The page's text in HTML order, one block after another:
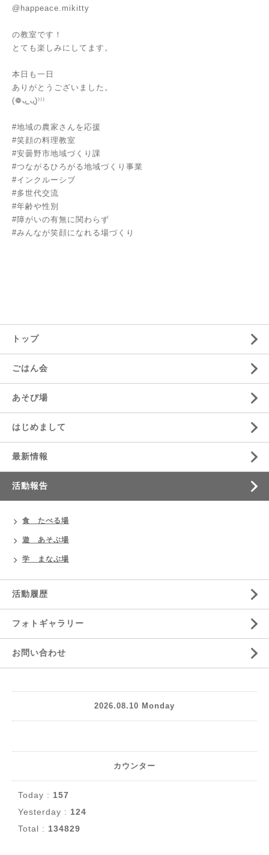
@happeace.mikitty
の教室です！
とても楽しみにしてます。
本日も一日
ありがとうございました。
(❁ᴗ͈ˬᴗ͈)⁾⁾⁾
#地域の農家さんを応援
#笑顔の料理教室
#安曇野市地域づくり課
#つながるひろがる地域づくり事業
#インクルーシブ
#多世代交流
#年齢や性別
#障がいの有無に関わらず
#みんなが笑顔になれる場づくり
トップ
ごはん会
あそび場
はじめまして
最新情報
活動報告
食 たべる場
遊 あそぶ場
学 まなぶ場
活動履歴
フォトギャラリー
お問い合わせ
2026.08.10 Monday
カウンター
Today : 157
Yesterday : 124
Total : 134829